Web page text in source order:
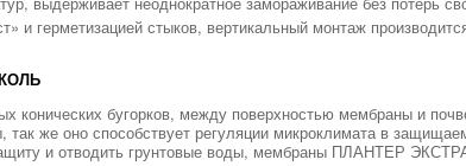
и герметизацией стыков, вертикальный монтаж
конических бугорков, между поверхностью мембраны и
так же оно способствует регуляции микроклимата в
и отводить грунтовые воды, мембраны ПЛАНТЕР